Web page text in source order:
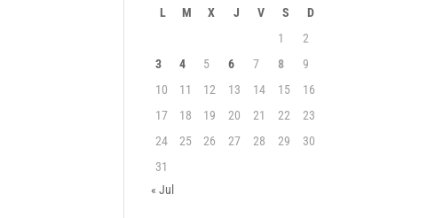
L M X J V S
D
1
2
3
4 5 6 7 8
9
10
11 12 13 14 15
16
17
18 19 20 21 22
23
24
25 26 27 28 29
30
31
« Jul